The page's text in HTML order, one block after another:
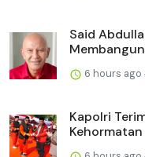
Said
Membangun
6 hours ago
Kapolri